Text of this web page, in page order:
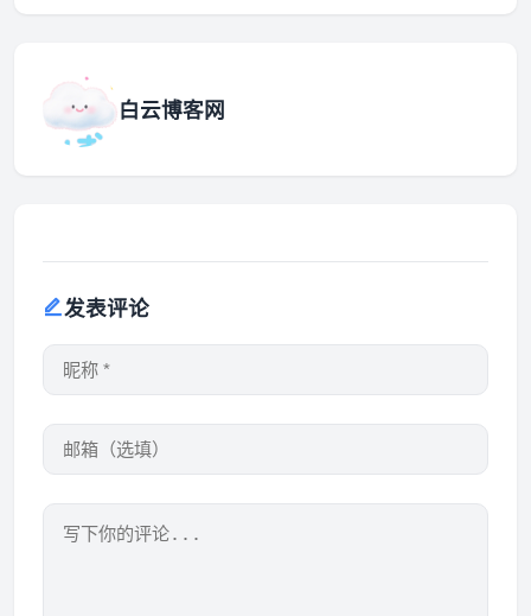
白云博客网
发表评论